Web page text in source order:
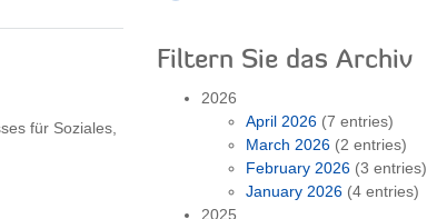
für Soziales,
Filtern Sie das Archiv
2026
April 2026 (7 entries)
March 2026 (2 entries)
February 2026 (3 entries)
January 2026 (4 entries)
2025